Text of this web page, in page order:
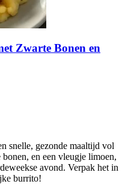
Zwarte Bonen en
snelle, gezonde maaltijd vol
en een vleugje limoen,
avond. Verpak het in
burrito!